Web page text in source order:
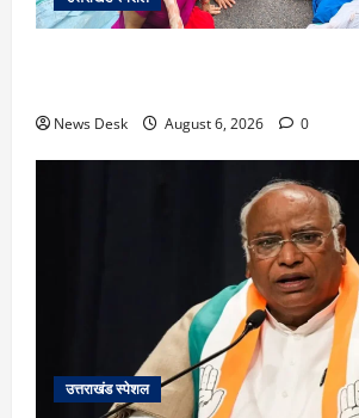
News Desk August 6, 2026 0
उत्तराखंड स्पेशल